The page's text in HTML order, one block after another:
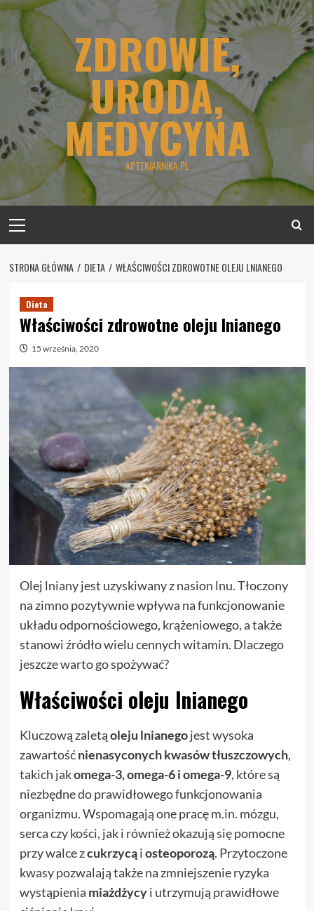
Skip
content
ZDROWIE,
URODA,
MEDYCYNA
APTEKIARNIKA.PL
Menu
STRONA GŁÓWNA DIETA WŁAŚCIWOŚCI ZDROWOTNE OLEJU LNIANEGO
Dieta
Właściwości zdrowotne oleju lnianego
15 września, 2020
Olej lniany jest uzyskiwany z nasion lnu. Tłoczony
na zimno pozytywnie wpływa na funkcjonowanie
układu odpornościowego, krążeniowego, a także
stanowi źródło wielu cennych witamin. Dlaczego
jeszcze warto go spożywać?
Właściwości oleju lnianego
Kluczową zaletąoleju lnianegojest wysoka
zawartośćnienasyconych kwasów tłuszczowych,
takich jakomega-3, omega-6 i omega-9, które są
niezbędne do prawidłowego funkcjonowania
organizmu. Wspomagają one pracę m.in. mózgu,
serca czy kości, jak i również okazują się pomocne
przy walce zcukrzycąiosteoporozą. Przytoczone
kwasy pozwalają także na zmniejszenie ryzyka
wystąpienia miażdżycyi utrzymują prawidłowe